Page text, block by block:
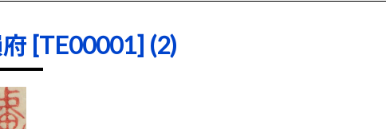
[TE00001] (2)